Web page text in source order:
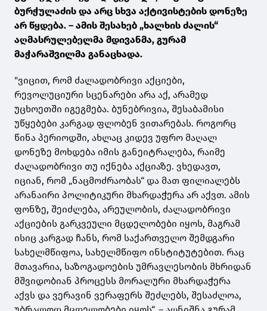
ბურჭულაძის და არც სხვა აქტივისტების დონეზე
არ წყდება. – ამის შესახებ „ხალხის ძალის“
აღმასრულებელმა მდივანმა, გურამ
მაჭარაშვილმა განაცხადა.
"ვიცით, რომ ძალადობრივი აქციები,
რევოლუციური სცენარები არა აქ, არამედ
უცხოეთში იგეგმება. ბუნებრივია, შესაბამისი
უწყებები კარგად ფლობენ ვითარებას. როგორც
წინა პერიოდში, ახლაც კიდევ უფრო მაღალ
დონეზე მოხდება იმის განეიტრალება, რაიმე
ძალადობრივი თუ იქნება აქციაზე. ვხედავთ,
იციან, რომ „ნაცმოძრაობას“ და მათ ფილიალებს
არანაირი პოლიტიკური მხარდაჭერა არ აქვთ. ამის
ფონზე, შეიძლება, არეულობის, ძალადობრივი
აქციების გარკვეული მცდელობები იყოს, მაგრამ
ისიც კარგად ჩანს, რომ საქართველო შემდგარი
სახელმწიფოა, სახელმწიფო ინსტიტუტებით. რაც
მთავარია, საზოგადოების უმრავლესობის მხრიდან
მშვიდობიან პროცესს მორალური მხარდაჭერა
აქვს და ვერავინ ვერაფერს შეძლებს, შესაძლოა,